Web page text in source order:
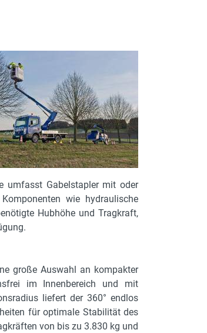
umfasst Gabelstapler mit oder
wie hydraulische
Hubhöhe und Tragkraft,
große Auswahl an kompakter
im Innenbereich und mit
liefert der 360° endlos
für optimale Stabilität des
von bis zu 3.830 kg und